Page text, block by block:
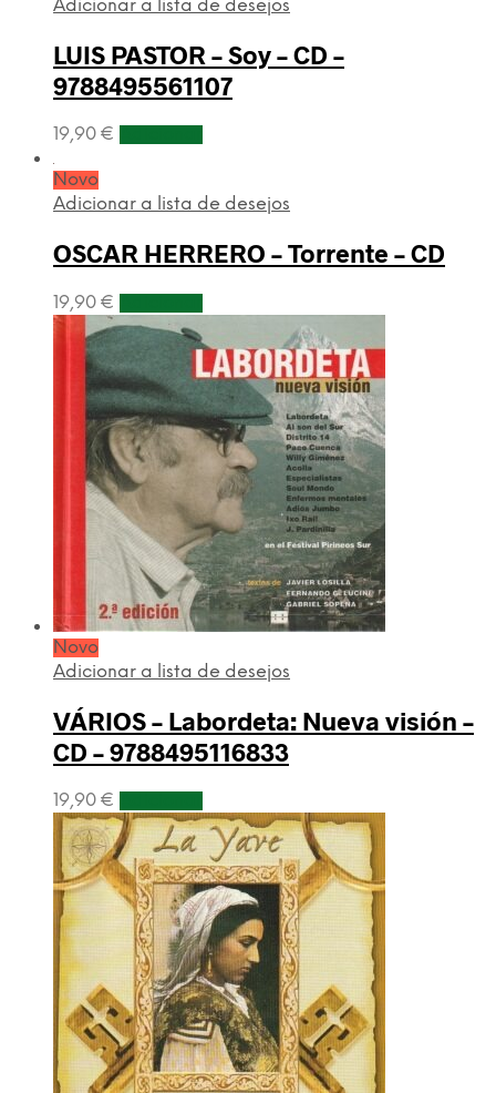
Adicionar a lista de desejos
LUIS PASTOR – Soy – CD –
9788495561107
19,90 €
Novo
Adicionar a lista de desejos
OSCAR HERRERO – Torrente – CD
19,90 €
Novo
Adicionar a lista de desejos
VÁRIOS – Labordeta: Nueva visión –
CD – 9788495116833
19,90 €